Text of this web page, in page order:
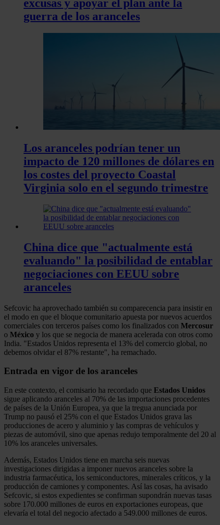
excusas y apoyar el plan ante la
guerra de los aranceles
Los aranceles podrían tener un
impacto de 120 millones de dólares en
los costes del proyecto Coastal
Virginia solo en el segundo trimestre
China dice que "actualmente está
evaluando" la posibilidad de entablar
negociaciones con EEUU sobre
aranceles
Sefcovic ha aprovechado también su comparecencia para insistir en
el modo en que el bloque comunitario apuesta por nuevos acuerdos
comerciales con terceros países como los finalizados con Mercosur
o México y los que se negocia de manera acelerada con otros como
India. "Estados Unidos representa el 13% del comercio global, no
debemos olvidar el 87% restante", ha remachado.
Entrada en vigor de los aranceles
En este contexto, el comisario ha recordado que Estados Unidos
sigue aplicando aranceles al 70% de las importaciones procedentes
de países de la Unión Europea, ya que la tregua anunciada por
Trump no pausó el 25% con el que Estados Unidos grava las
producciones de acero y aluminio y las compras de vehículos y
piezas de automóvil, sino que apenas redujo temporalmente del 20 al
10% los aranceles universales.
Además, Estados Unidos tiene en marcha seis nuevas
investigaciones dirigidas a imponer nuevos aranceles sobre la
industria farmacéutica, los semiconductores, minerales críticos, y la
producción de camiones y componentes. Así las cosas, ha avisado
Sefcovic, si estos expedientes se confirman supondrán nuevas tasas
sobre 170.000 millones de euros en exportaciones europeas, que
elevaría el total del negocio afectado a 549.000 millones de euros.